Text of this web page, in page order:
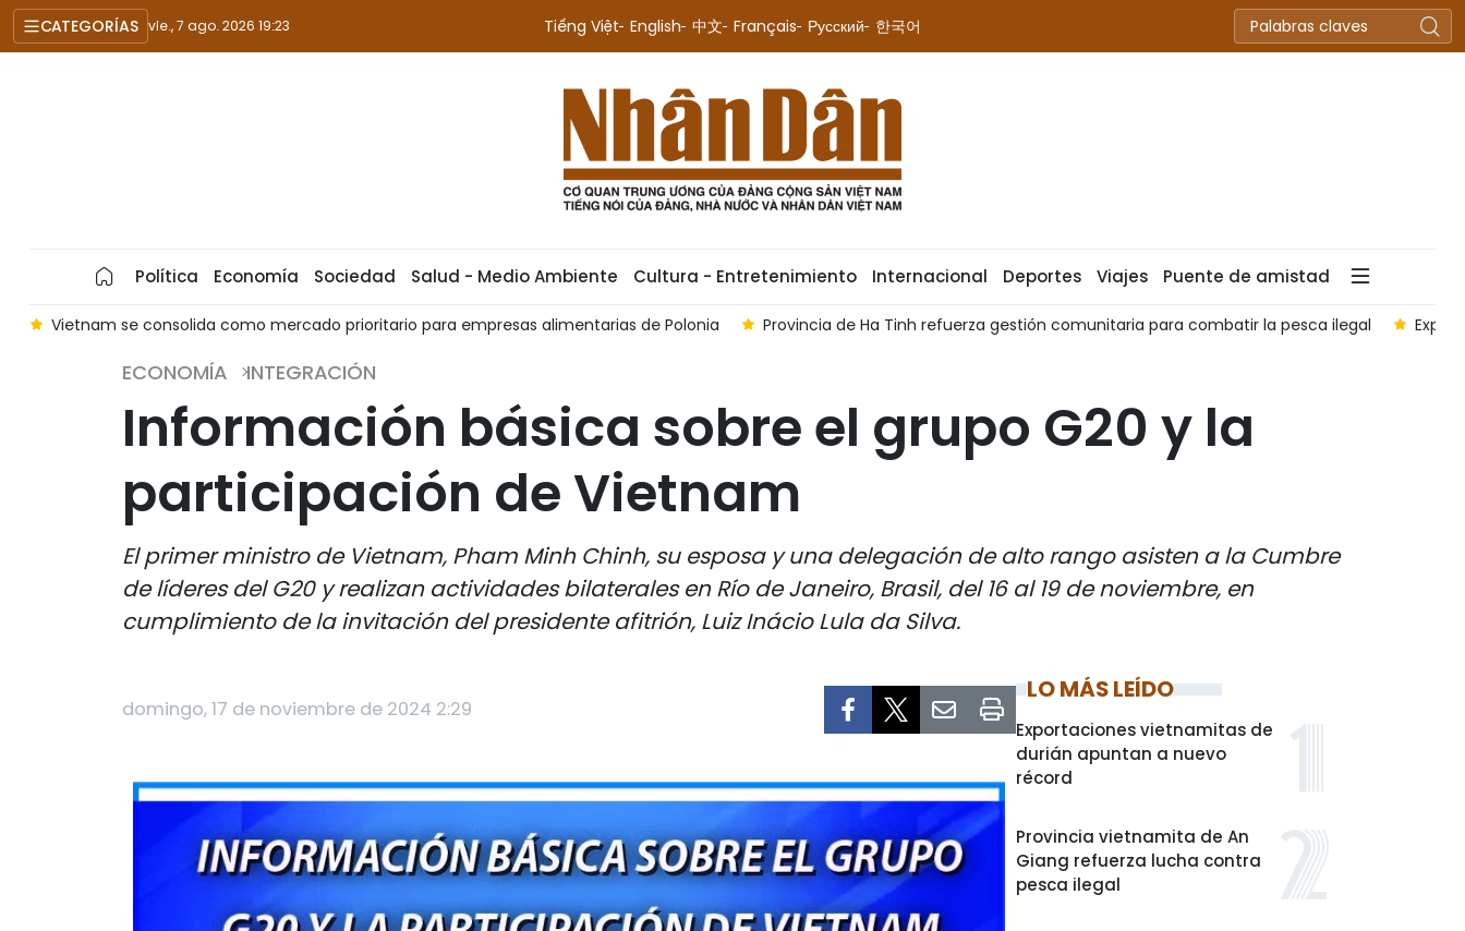
CATEGORÍAS vie., 7 ago. 2026 19:23 Tiếng Việt English 中文 Français Русский 한국어
Política Economía Sociedad Salud - Medio Ambiente Cultura - Entretenimiento Internacional Deportes Viajes Puente de amistad
Vietnam se consolida como mercado prioritario para empresas alimentarias de Polonia Provincia de Ha Tinh refuerza gestión comunitaria para combatir la pesca ilegal
ECONOMÍA INTEGRACIÓN
Información básica sobre el grupo G20 y la
participación de Vietnam
El primer ministro de Vietnam, Pham Minh Chinh, su esposa y una delegación de alto rango asisten a la Cumbre
de líderes del G20 y realizan actividades bilaterales en Río de Janeiro, Brasil, del 16 al 19 de noviembre, en
cumplimiento de la invitación del presidente afitrión, Luiz Inácio Lula da Silva.
domingo, 17 de noviembre de 2024 2:29
LO MÁS LEÍDO
Exportaciones vietnamitas de
durián apuntan a nuevo
récord
Provincia vietnamita de An
Giang refuerza lucha contra
pesca ilegal